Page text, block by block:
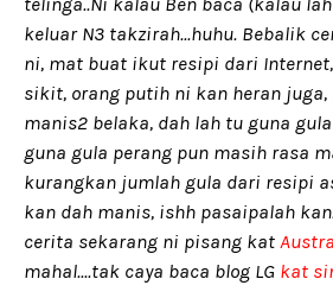
keluar N3 takzirah...huhu. Bebalik
ni, mat buat ikut resipi dari
sikit, orang putih ni kan heran juga,
manis2 belaka, dah lah tu guna
guna gula perang pun masih rasa
kurangkan jumlah gula dari resipi
kan dah manis, ishh pasaipalah
cerita sekarang ni pisang kat
mahal....tak caya baca blog LG kat